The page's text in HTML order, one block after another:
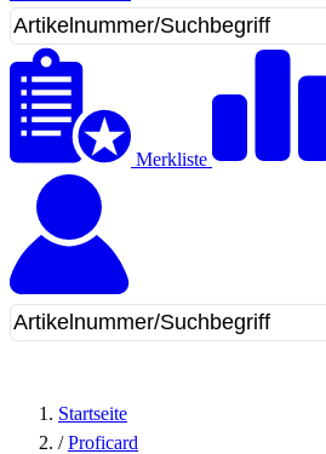
Merkliste
Startseite
/ Proficard